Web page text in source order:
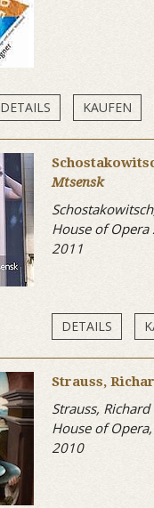
DETAILS KAUFEN
Mtsensk
House of Opera
2011
DETAILS
Strauss,
Strauss, Richard
House of
2010